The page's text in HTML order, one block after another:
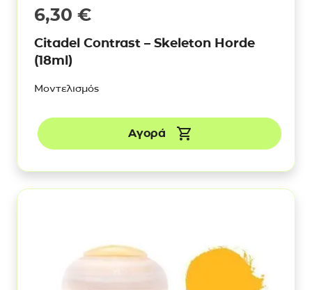
6,30 €
Citadel Contrast – Skeleton Horde
(18ml)
Μοντελισμός
Αγορά